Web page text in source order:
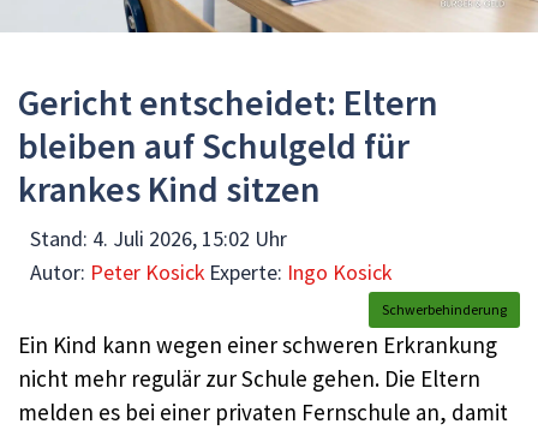
Gericht entscheidet: Eltern
bleiben auf Schulgeld für
krankes Kind sitzen
Stand: 4. Juli 2026, 15:02 Uhr
Autor: Peter Kosick Experte: Ingo Kosick
Schwerbehinderung
Ein Kind kann wegen einer schweren Erkrankung
nicht mehr regulär zur Schule gehen. Die Eltern
melden es bei einer privaten Fernschule an, damit